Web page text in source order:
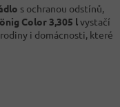
s ochranou odstínů,
Color 3,305 lvystačí
i domácnosti, které